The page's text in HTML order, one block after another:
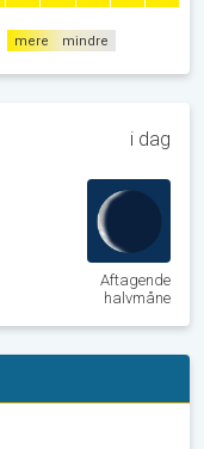
mere mindre
i dag
Aftagende
halvmåne